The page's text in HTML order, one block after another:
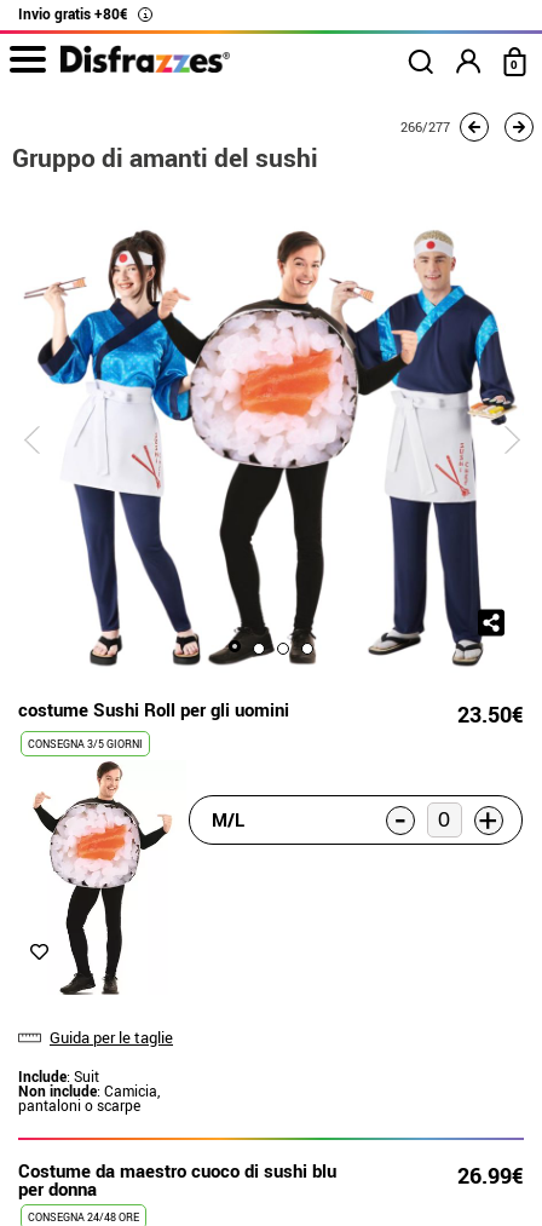
Invio gratis +80€ i
0
Gruppo di amanti del sushi
266/277
Gruppo di amanti del sushi
costume Sushi Roll per gli uomini 23.50€
CONSEGNA 3/5 GIORNI
Guida per le taglie
Include: Suit
Non include: Camicia,
pantaloni o scarpe
M/L - +
Costume da maestro cuoco di sushi blu
per donna 26.99€
CONSEGNA 24/48 ORE